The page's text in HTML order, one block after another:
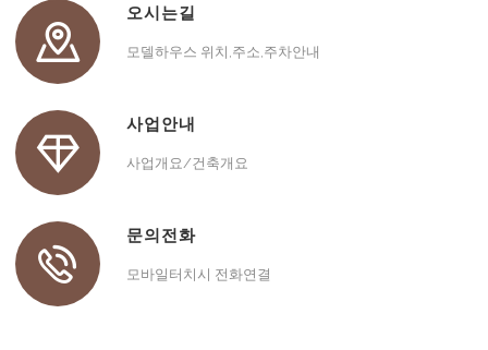
오시는길
모델하우스 위치,주소,주차안내
사업안내
사업개요/건축개요
문의전화
모바일터치시 전화연결